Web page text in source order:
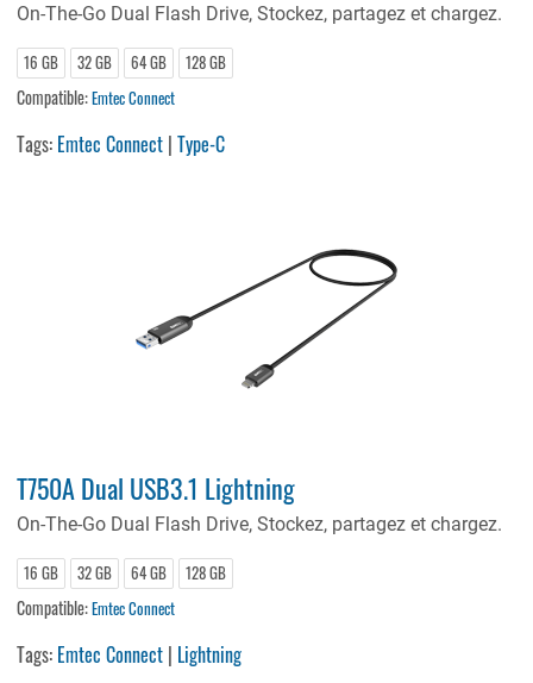
On-The-Go Dual Flash Drive, Stockez, partagez et chargez.
16 GB 32 GB 64 GB 128 GB
Compatible:Emtec Connect
Tags: Emtec Connect |Type-C
T750A Dual USB3.1 Lightning
On-The-Go Dual Flash Drive, Stockez, partagez et chargez.
16 GB 32 GB 64 GB 128 GB
Compatible:Emtec Connect
Tags: Emtec Connect | Lightning